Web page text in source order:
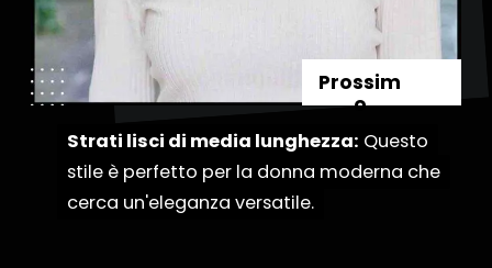
Strati lisci di media lunghezza: Questo
stile è perfetto per la donna moderna che
cerca un'eleganza versatile.
Strati lisci di media lunghezza: Questo
stile è perfetto per la donna moderna che
cerca un'eleganza versatile.
Prossim
o